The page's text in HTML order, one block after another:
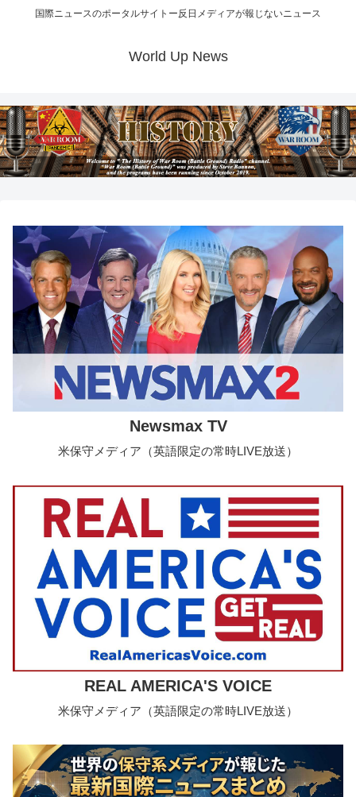
国際ニュースのポータルサイトー反日メディアが報じないニュース
World Up News
Newsmax TV
米保守メディア（英語限定の常時LIVE放送）
REAL AMERICA'S VOICE
米保守メディア（英語限定の常時LIVE放送）